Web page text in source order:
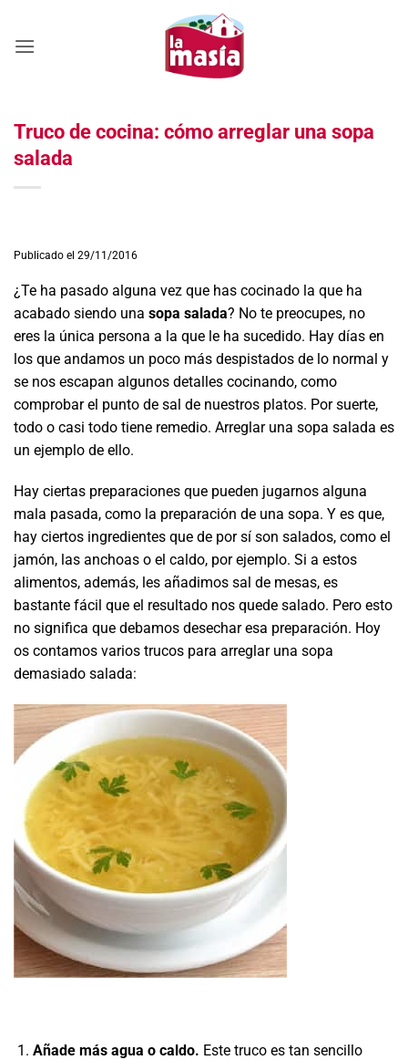
contenido
Truco de cocina: cómo arreglar una sopa
salada
Publicado el 29/11/2016
¿Te ha pasado alguna vez que has cocinado la que ha
acabado siendo una sopa salada? No te preocupes, no
eres la única persona a la que le ha sucedido. Hay días en
los que andamos un poco más despistados de lo normal y
se nos escapan algunos detalles cocinando, como
comprobar el punto de sal de nuestros platos. Por suerte,
todo o casi todo tiene remedio. Arreglar una sopa salada es
un ejemplo de ello.
Hay ciertas preparaciones que pueden jugarnos alguna
mala pasada, como la preparación de una sopa. Y es que,
hay ciertos ingredientes que de por sí son salados, como el
jamón, las anchoas o el caldo, por ejemplo. Si a estos
alimentos, además, les añadimos sal de mesas, es
bastante fácil que el resultado nos quede salado. Pero esto
no significa que debamos desechar esa preparación. Hoy
os contamos varios trucos para arreglar una sopa
demasiado salada:
Añade más agua o caldo. Este truco es tan sencillo